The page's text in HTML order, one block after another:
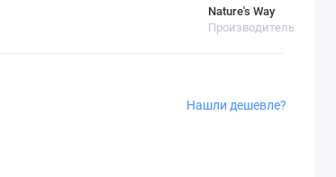
Nature's Way
Производитель
Нашли дешевле?